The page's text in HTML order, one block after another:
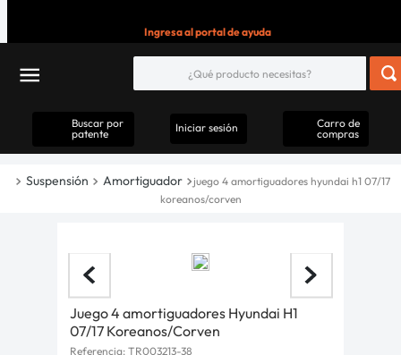
Ingresa al portal de ayuda
Buscar por
patente
Iniciar sesión
Carro de
compras
Suspensión Amortiguador
juego 4 amortiguadores hyundai h1 07/17
koreanos/corven
Juego 4 amortiguadores Hyundai H1
07/17 Koreanos/Corven
Referencia: TR003213-38